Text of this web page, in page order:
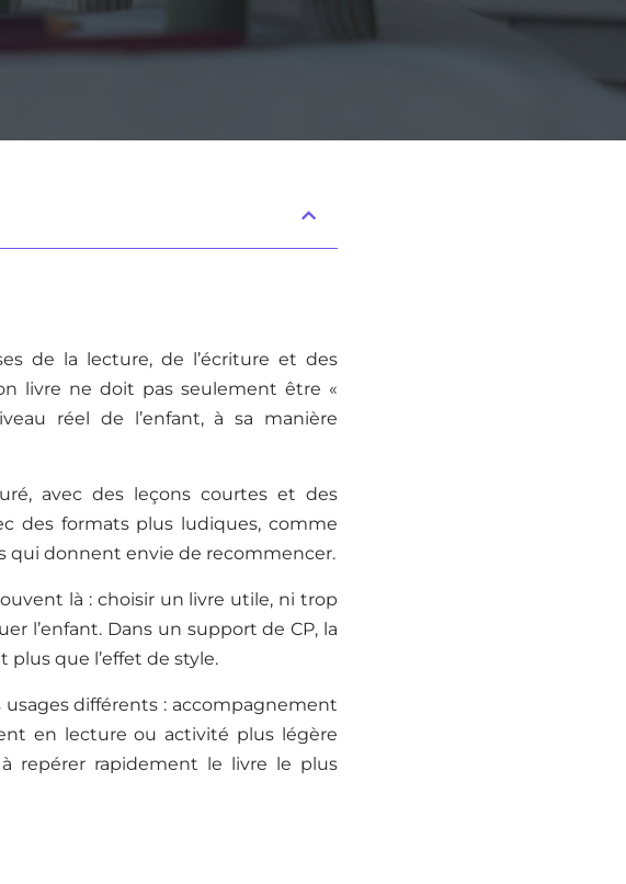
de la lecture, de l’écriture et des
livre ne doit pas seulement être «
réel de l’enfant, à sa manière
avec des leçons courtes et des
des formats plus ludiques, comme
qui donnent envie de recommencer.
là : choisir un livre utile, ni trop
l’enfant. Dans un support de CP, la
que l’effet de style.
différents : accompagnement
en lecture ou activité plus légère
repérer rapidement le livre le plus